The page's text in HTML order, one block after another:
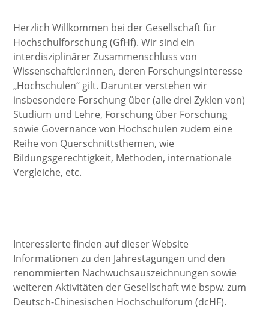
Herzlich Willkommen bei der Gesellschaft für
Hochschulforschung (GfHf). Wir sind ein
interdisziplinärer Zusammenschluss von
Wissenschaftler:innen, deren Forschungsinteresse
„Hochschulen“ gilt. Darunter verstehen wir
insbesondere Forschung über (alle drei Zyklen von)
Studium und Lehre, Forschung über Forschung
sowie Governance von Hochschulen zudem eine
Reihe von Querschnittsthemen, wie
Bildungsgerechtigkeit, Methoden, internationale
Vergleiche, etc.
Interessierte finden auf dieser Website
Informationen zu den Jahrestagungen und den
renommierten Nachwuchs­auszeichnungen sowie
weiteren Aktivitäten der Gesellschaft wie bspw. zum
Deutsch-Chinesischen Hochschulforum (dcHF).